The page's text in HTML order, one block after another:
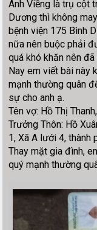
Anh Viềng là trụ cột
Dương thì không
bệnh viện 175 Bình
nữa nên buộc phải
quá khó khăn nên
Nay em viết bài này
mạnh thường quân
sự cho anh ạ.
Tên vợ: Hồ Thị
Trưởng Thôn: Hồ
1, Xã A lưới 4, thành
Thay mặt gia đình,
quý mạnh thường